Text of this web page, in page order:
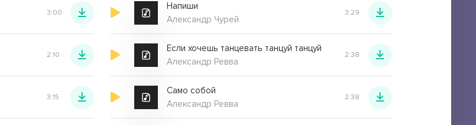
3:00
Напиши
Александр Чурей
3:29
2:10
Если хочешь танцевать танцуй танцуй
Александр Ревва
2:38
3:15
Само собой
Александр Ревва
2:38